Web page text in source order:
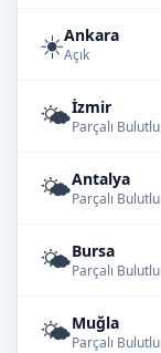
☀️Ankara
Açık
🌤️İzmir
Parçalı Bulutlu
🌤️Antalya
Parçalı Bulutlu
🌤️Bursa
Parçalı Bulutlu
🌤️Muğla
Parçalı Bulutlu